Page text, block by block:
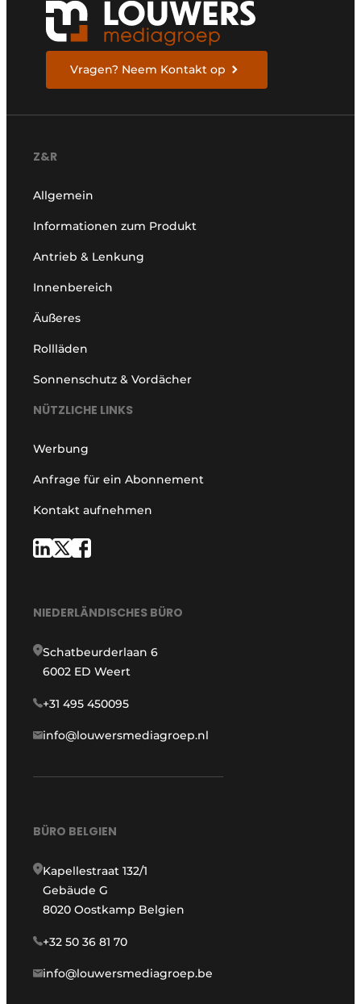
Vragen? Neem Kontakt op
Z&R
Allgemein
Informationen zum Produkt
Antrieb & Lenkung
Innenbereich
Äußeres
Rollläden
Sonnenschutz & Vordächer
NÜTZLICHE LINKS
Werbung
Anfrage für ein Abonnement
Kontakt aufnehmen
NIEDERLÄNDISCHES BÜRO
Schatbeurderlaan 6
6002 ED Weert
+31 495 450095
info@louwersmediagroep.nl
BÜRO BELGIEN
Kapellestraat 132/1
Gebäude G
8020 Oostkamp Belgien
+32 50 36 81 70
info@louwersmediagroep.be